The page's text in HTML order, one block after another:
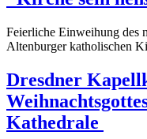
Feierliche Einweihung des
Altenburger katholischen
Dresdner
Kathedrale